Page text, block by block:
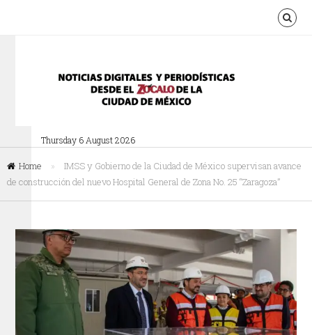
Thursday 6 August 2026
Home »
IMSS y Gobierno de la Ciudad de México supervisan avance
de construcción del nuevo Hospital General de Zona No. 25 “Zaragoza”